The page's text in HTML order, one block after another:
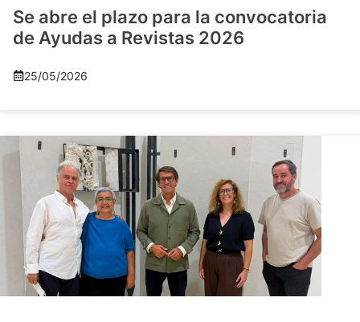
Se abre el plazo para la convocatoria
de Ayudas a Revistas 2026
25/05/2026